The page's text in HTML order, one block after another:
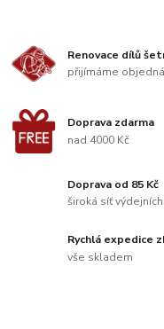
Renovace dílů
přijímáme
Doprava zdarma
nad 4000 Kč
Doprava od 85 Kč
široká síť
Rychlá expedice
vše skladem